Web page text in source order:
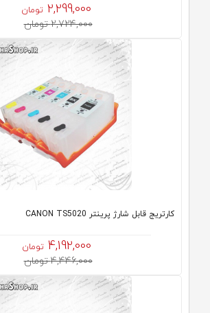
2,299,000 تومان
2,724,000 تومان
کارتریج قابل شارژ پرینتر CANON TS5020
4,192,000 تومان
4,446,000 تومان